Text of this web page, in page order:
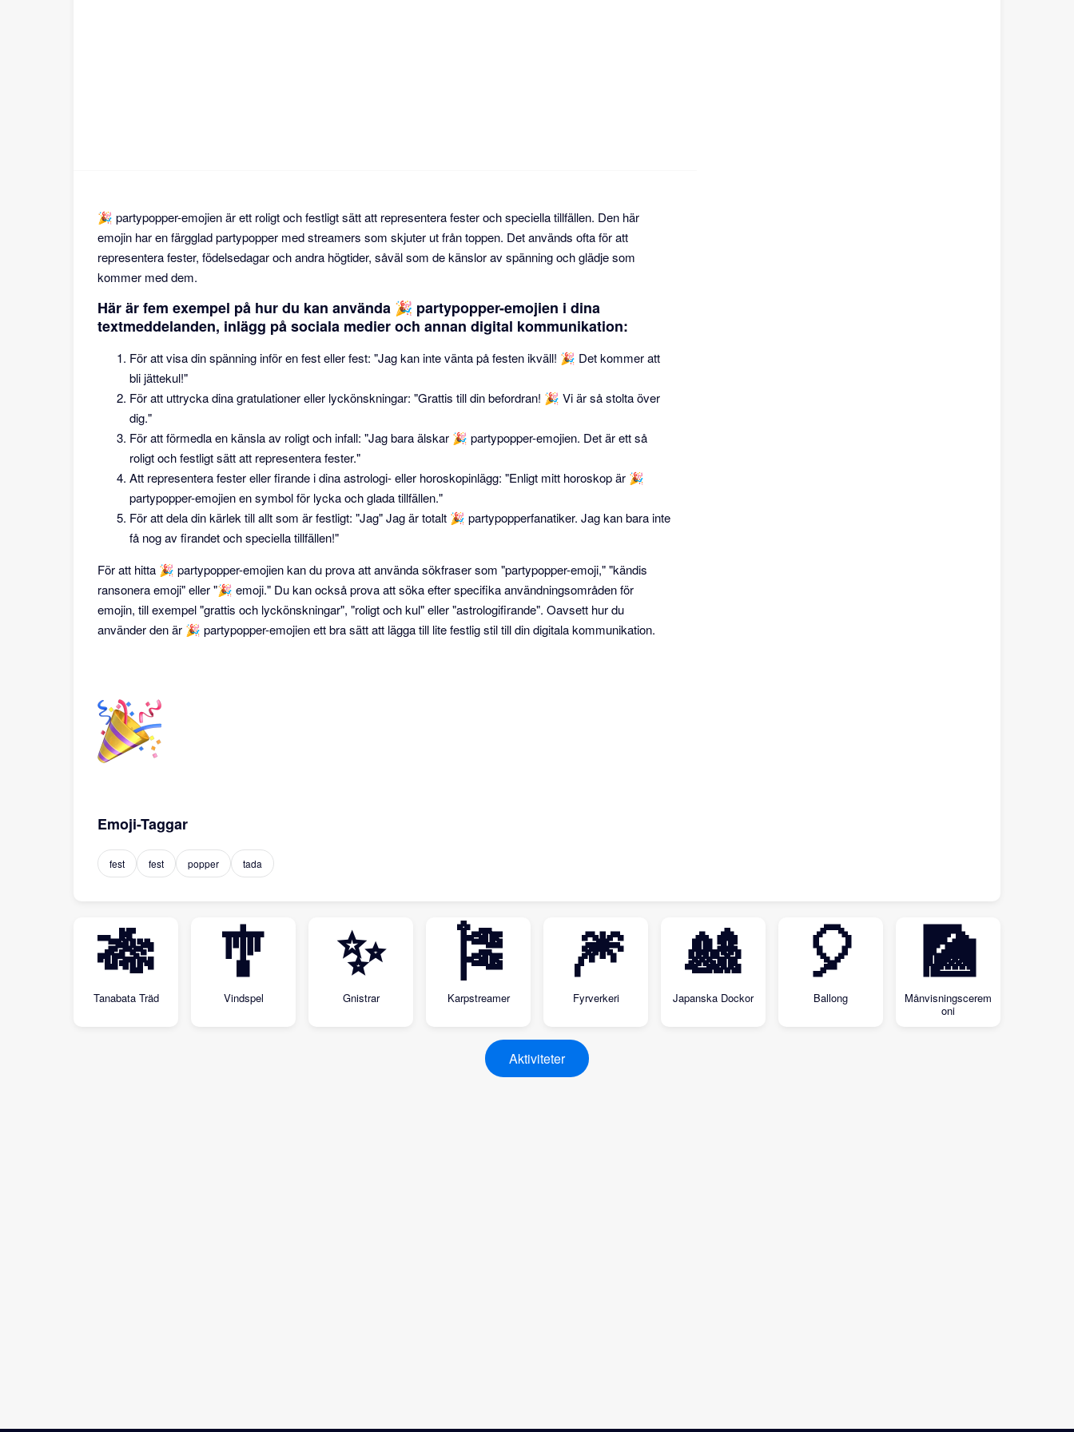
🎉 partypopper-emojien är ett roligt och festligt sätt att representera fester och speciella tillfällen. Den här
emojin har en färgglad partypopper med streamers som skjuter ut från toppen. Det används ofta för att
representera fester, födelsedagar och andra högtider, såväl som de känslor av spänning och glädje som
kommer med dem.
Här är fem exempel på hur du kan använda 🎉 partypopper-emojien i dina
textmeddelanden, inlägg på sociala medier och annan digital kommunikation:
För att visa din spänning inför en fest eller fest: "Jag kan inte vänta på festen ikväll! 🎉 Det kommer att
bli jättekul!"
För att uttrycka dina gratulationer eller lyckönskningar: "Grattis till din befordran! 🎉 Vi är så stolta över
dig."
För att förmedla en känsla av roligt och infall: "Jag bara älskar 🎉 partypopper-emojien. Det är ett så
roligt och festligt sätt att representera fester."
Att representera fester eller firande i dina astrologi- eller horoskopinlägg: "Enligt mitt horoskop är 🎉
partypopper-emojien en symbol för lycka och glada tillfällen."
För att dela din kärlek till allt som är festligt: "Jag" Jag är totalt 🎉 partypopperfanatiker. Jag kan bara inte
få nog av firandet och speciella tillfällen!"
För att hitta 🎉 partypopper-emojien kan du prova att använda sökfraser som "partypopper-emoji," "kändis
ransonera emoji" eller "🎉 emoji." Du kan också prova att söka efter specifika användningsområden för
emojin, till exempel "grattis och lyckönskningar", "roligt och kul" eller "astrologifirande". Oavsett hur du
använder den är 🎉 partypopper-emojien ett bra sätt att lägga till lite festlig stil till din digitala kommunikation.
Emoji-Taggar
fest fest popper tada
🎋
Tanabata Träd
🎐
Vindspel
✨
Gnistrar
🎏
Karpstreamer
🎆
Fyrverkeri
🎎
Japanska Dockor
🎈
Ballong
🎑
Månvisningscerem
oni
Aktiviteter